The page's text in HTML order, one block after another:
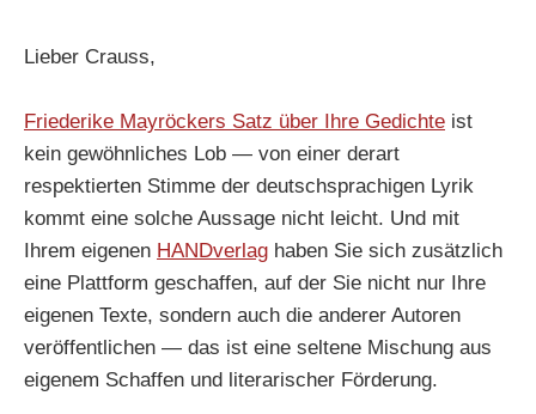
Lieber Crauss,
Friederike Mayröckers Satz über Ihre Gedichte ist
kein gewöhnliches Lob — von einer derart
respektierten Stimme der deutschsprachigen Lyrik
kommt eine solche Aussage nicht leicht. Und mit
Ihrem eigenen HANDverlag haben Sie sich zusätzlich
eine Plattform geschaffen, auf der Sie nicht nur Ihre
eigenen Texte, sondern auch die anderer Autoren
veröffentlichen — das ist eine seltene Mischung aus
eigenem Schaffen und literarischer Förderung.